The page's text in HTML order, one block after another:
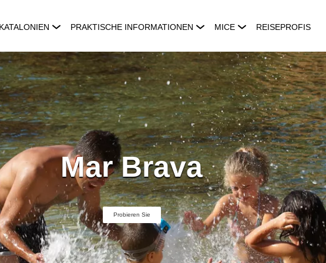
PRAKTISCHE INFORMATIONEN MICE REISEPROFIS
Mar Brava
Probieren Sie